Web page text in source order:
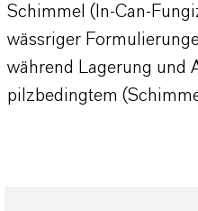
Schimmel (In-Can-
wässriger
während Lagerung und
pilzbedingtem